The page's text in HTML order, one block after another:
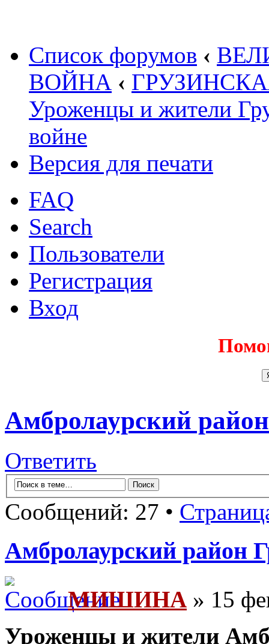
Список форумов ‹
ВОЙНА ‹
Уроженцы и жители
войне
Версия для печати
FAQ
Search
Пользователи
Регистрация
Вход
Амбролаурский
Ответить
Сообщений: 27 •
Амбролаурский район
МИШИНА » 15
Уроженцы и жители